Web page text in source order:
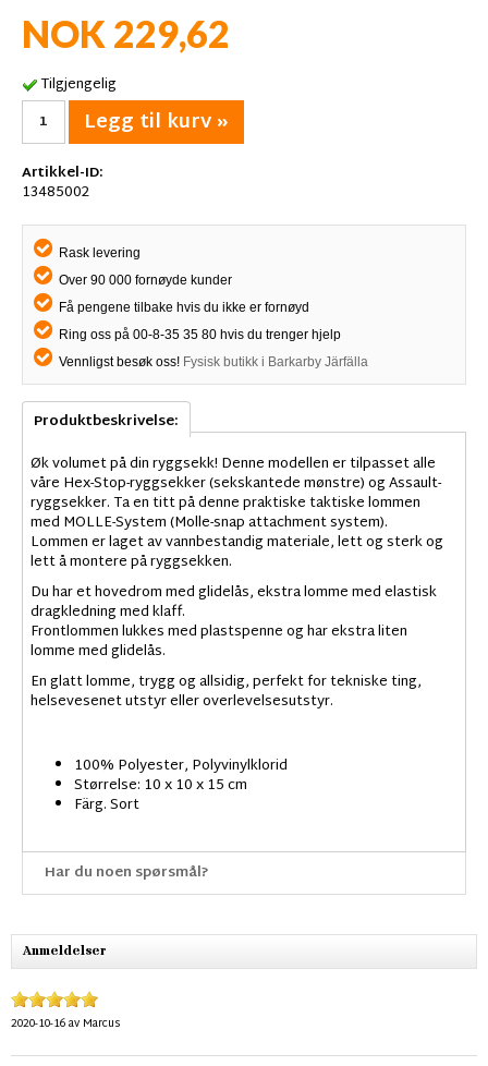
NOK 229,62
Tilgjengelig
Legg til kurv »
Artikkel-ID:
13485002
Rask levering
Over 90 000 fornøyde kunder
Få pengene tilbake hvis du ikke er fornøyd
Ring oss på 00-8-35 35 80 hvis du trenger hjelp
Vennligst besøk oss! Fysisk butikk i Barkarby Järfälla
Produktbeskrivelse:
Øk volumet på din ryggsekk! Denne modellen er tilpasset alle
våre Hex-Stop-ryggsekker (sekskantede mønstre) og Assault-
ryggsekker. Ta en titt på denne praktiske taktiske lommen
med MOLLE-System (Molle-snap attachment system).
Lommen er laget av vannbestandig materiale, lett og sterk og
lett å montere på ryggsekken.
Du har et hovedrom med glidelås, ekstra lomme med elastisk
dragkledning med klaff.
Frontlommen lukkes med plastspenne og har ekstra liten
lomme med glidelås.
En glatt lomme, trygg og allsidig, perfekt for tekniske ting,
helsevesenet utstyr eller overlevelsesutstyr.
100% Polyester, Polyvinylklorid
Størrelse: 10 x 10 x 15 cm
Färg. Sort
Har du noen spørsmål?
Anmeldelser
2020-10-16av Marcus